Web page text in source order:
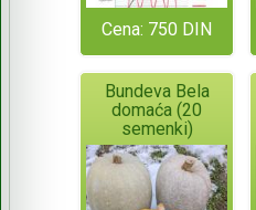
Cena: 750 DIN
Bundeva Bela
domaća (20
semenki)